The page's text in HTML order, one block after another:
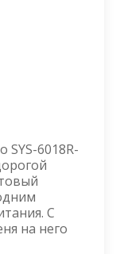
SYS-6018R-
С
на него